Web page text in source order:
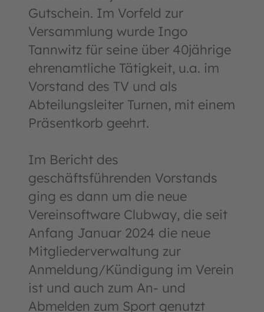
Gutschein. Im Vorfeld zur
Versammlung wurde Ingo
Tannwitz für seine über 40jährige
ehrenamtliche Tätigkeit, u.a. im
Vorstand des TV und als
Abteilungsleiter Turnen, mit einem
Präsentkorb geehrt.
Im Bericht des
geschäftsführenden Vorstands
ging es dann um die neue
Vereinsoftware Clubway, die seit
Anfang Januar 2024 die neue
Mitgliederverwaltung zur
Anmeldung/Kündigung im Verein
ist und auch zum An- und
Abmelden zum Sport genutzt